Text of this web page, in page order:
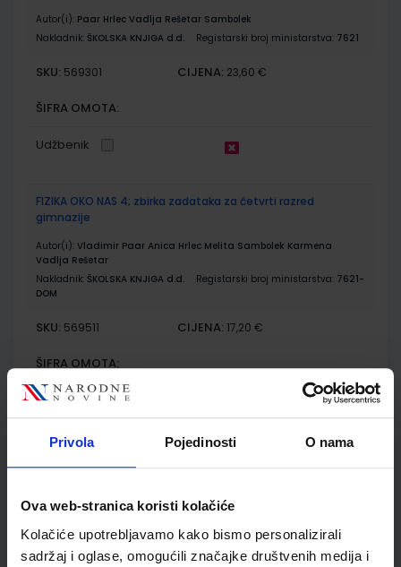
Privola Pojedinosti O nama
Ova web-stranica koristi kolačiće
Kolačiće upotrebljavamo kako bismo personalizirali
sadržaj i oglase, omogućili značajke društvenih medija i
Autor(i): Paar Hrlec Vadlja Rešetar Sambolek
Nakladnik: ŠKOLSKA KNJIGA d.d. Registarski broj ministarstva: 7621
SKU: 569301 CIJENA: 23,60 €
ŠIFRA OMOTA:
Udžbenik
FIZIKA OKO NAS 4; zbirka zadataka za četvrti razred
gimnazije
Autor(i): Vladimir Paar Anica Hrlec Melita Sambolek Karmena
Vadlja Rešetar
Nakladnik: ŠKOLSKA KNJIGA d.d. Registarski broj ministarstva: 7621-
DOM
SKU: 569511 CIJENA: 17,20 €
ŠIFRA OMOTA:
Udžbenik
Nakladnik:PROFIL KLETT d.o.o. Registarski broj ministarstva:
SKU:569304 CIJENA:22,50 €